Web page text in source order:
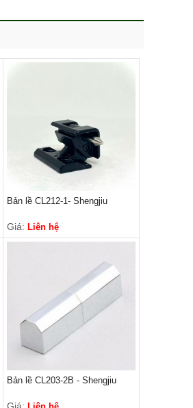
Bản lề CL212-1- Shengjiu
Giá: Liên hệ
Bản lề CL203-2B - Shengjiu